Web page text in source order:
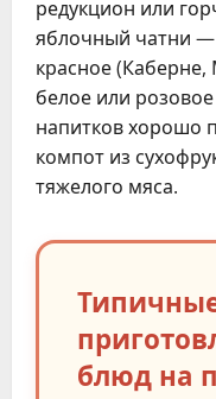
редукцион или
яблочный чатни —
красное
белое или
напитков хорошо
компот из
тяжелого мяса.
блюд на